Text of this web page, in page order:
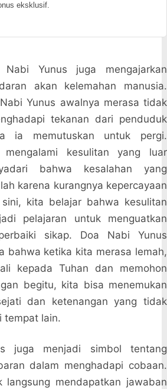
eksklusif.
Yunus juga mengajarkan
akan kelemahan manusia.
Yunus awalnya merasa tidak
tekanan dari penduduk
ia memutuskan untuk pergi.
mengalami kesulitan yang luar
bahwa kesalahan yang
karena kurangnya kepercayaan
kita belajar bahwa kesulitan
pelajaran untuk menguatkan
sikap. Doa Nabi Yunus
bahwa ketika kita merasa lemah,
kepada Tuhan dan memohon
begitu, kita bisa menemukan
dan ketenangan yang tidak
tempat lain.
juga menjadi simbol tentang
dalam menghadapi cobaan.
langsung mendapatkan jawaban